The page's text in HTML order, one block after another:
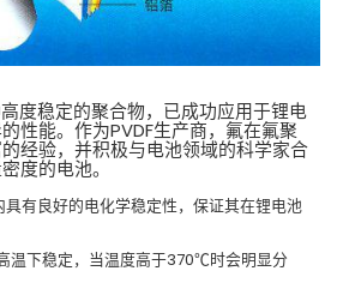
度稳定的聚合物，已成功应用于锂电
性能。作为PVDF生产商，氟在氟聚
经验，并积极与电池领域的科学家合
度的电池。
具有良好的电化学稳定性，保证其在锂电池
温下稳定，当温度高于370℃时会明显分